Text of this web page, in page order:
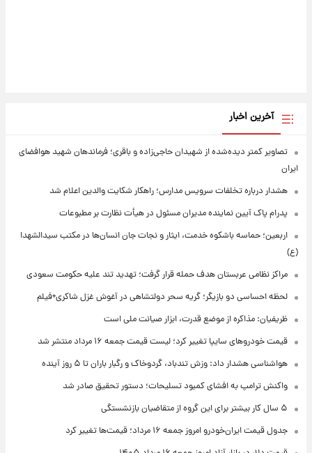
آخرین اخبار
تصاویر کمتر دیده‌شده از شهیدان حاجی‌زاده و باقری؛ فرماندهان شهید هوافضای
ایران
هشدار درباره تخلفات سرویس مدارس؛ راهکار شکایت والدین اعلام شد
پدرام پاک آیین نماینده مدیران مسئول در هیأت نظارت بر مطبوعات
اربعین؛ حماسه باشکوه خدمت، ایثار و نجات جان انسان‌ها در مکتب سیدالشهدا
(ع)
مراکز نظامی عربستان هدف حمله قرار گرفت؛ تهدید تند علیه حکومت سعودی
لحظه احساسی دو بازیگر؛ گریه سحر دولتشاهی در آغوش غزل شاکری+فیلم
ظریفیان: مذاکره از موضع قدرت، ابزار صیانت ملی است
قیمت خودروهای سایپا تغییر کرد؛ لیست قیمت جمعه ۱۶ مرداد منتشر شد
هواشناسی هشدار داد: وزش تندباد، گردوخاک و رگبار باران تا ۵ روز آینده
واکنش ترامپ به افشای کمبود تسلیحات؛ دستور تحقیق صادر شد
۵ سال کار بیشتر برای این گروه از متقاضیان بازنشستگی
جدول قیمت ایران‌خودرو امروز جمعه ۱۶ مرداد؛ قیمت‌ها تغییر کرد